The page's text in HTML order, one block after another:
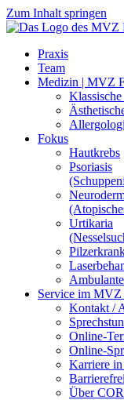
Zum Inhalt springen
Praxis
Team
Medizin | MVZ
Fokus
Hautkrebs
Psoriasis
Urtikaria
Service im
Kontakt /
Online-
Online-
Karriere
Über